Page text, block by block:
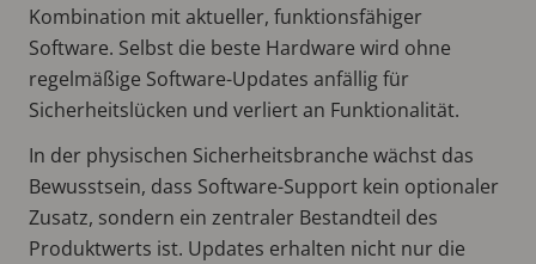
Kombination mit aktueller, funktionsfähiger
Software. Selbst die beste Hardware wird ohne
regelmäßige Software-Updates anfällig für
Sicherheitslücken und verliert an Funktionalität.
In der physischen Sicherheitsbranche wächst das
Bewusstsein, dass Software-Support kein optionaler
Zusatz, sondern ein zentraler Bestandteil des
Produktwerts ist. Updates erhalten nicht nur die